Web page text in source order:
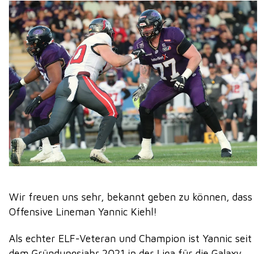
Wir freuen uns sehr, bekannt geben zu können, dass
Offensive Lineman Yannic Kiehl!
Als echter ELF-Veteran und Champion ist Yannic seit